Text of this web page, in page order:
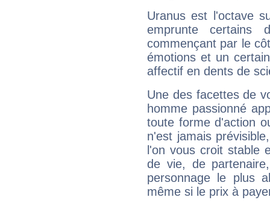
Uranus est l'octave
emprunte
commençant par le
émotions et un
affectif en dents de
Une des facettes de
homme passionné
toute forme d'action
n'est jamais
l'on vous croit stable
de vie, de
personnage le plus
même si le prix à